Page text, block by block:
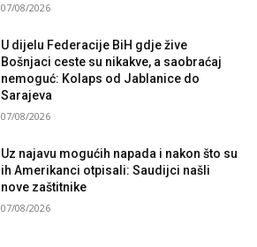
07/08/2026
U dijelu Federacije BiH gdje žive
Bošnjaci ceste su nikakve, a saobraćaj
nemoguć: Kolaps od Jablanice do
Sarajeva
07/08/2026
Uz najavu mogućih napada i nakon što su
ih Amerikanci otpisali: Saudijci našli
nove zaštitnike
07/08/2026